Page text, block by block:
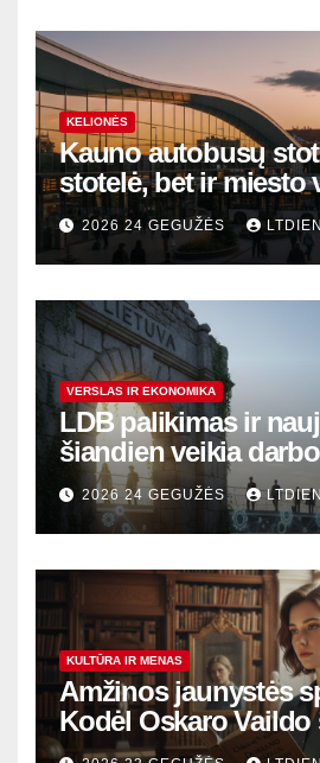
KELIONĖS
Kauno autobusų
stotelė, bet ir miesto
modernūs vartai į
sostinę
2026 24 GEGUŽĖS
VERSLAS IR EKONOMIKA
LDB palikimas ir
šiandien veikia
variklis Lietuvoje?
2026 24 GEGUŽĖS
KULTŪRA IR MENAS
Amžinos jaunystės
Kodėl Oskaro Vaildo
šiandien aktualesnis